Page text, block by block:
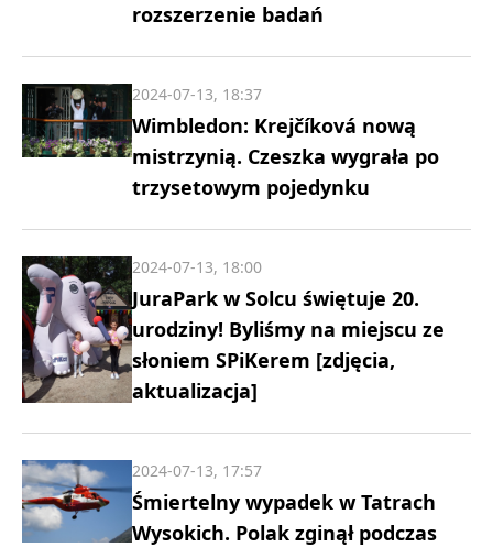
rozszerzenie badań
Wimbledon: Krejčíková nową
mistrzynią. Czeszka wygrała po
trzysetowym pojedynku
2024-07-13, 18:37
JuraPark w Solcu świętuje 20.
urodziny! Byliśmy na miejscu ze
słoniem SPiKerem [zdjęcia,
aktualizacja]
2024-07-13, 18:00
Śmiertelny wypadek w Tatrach
Wysokich. Polak zginął podczas
2024-07-13, 17:57